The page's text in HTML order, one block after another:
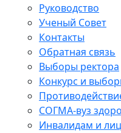
Руководство
Ученый Совет
Контакты
Обратная связь
Выборы ректора
Конкурс и
СОГМА-вуз
Инвалидам и